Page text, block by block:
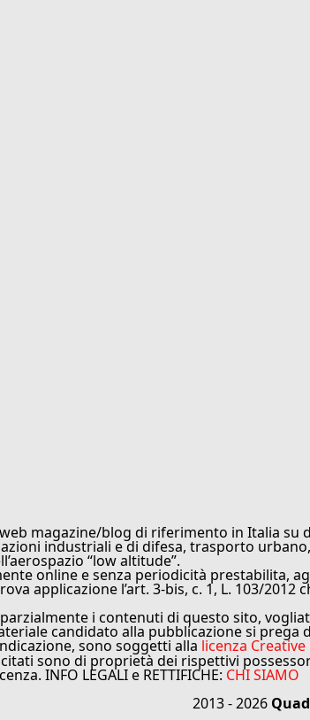
magazine/blog di riferimento in Italia su
industriali e di difesa, trasporto
“low altitude”.
online e senza periodicità prestabilita,
applicazione l’art. 3-bis, c. 1, L. 103/
i contenuti di questo sito,
candidato alla pubblicazione si prega
sono soggetti alla licenza
sono di proprietà dei rispettivi
INFO LEGALI e RETTIFICHE: CHI SIAMO
2013 - 2026